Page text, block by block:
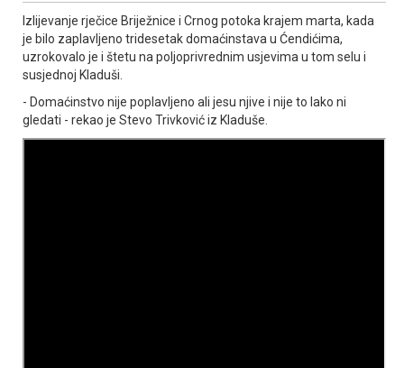
Izlijevanje rječice Briježnice i Crnog potoka krajem marta, kada
je bilo zaplavljeno tridesetak domaćinstava u Ćendićima,
uzrokovalo je i štetu na poljoprivrednim usjevima u tom selu i
susjednoj Kladuši.
- Domaćinstvo nije poplavljeno ali jesu njive i nije to lako ni
gledati - rekao je Stevo Trivković iz Kladuše.